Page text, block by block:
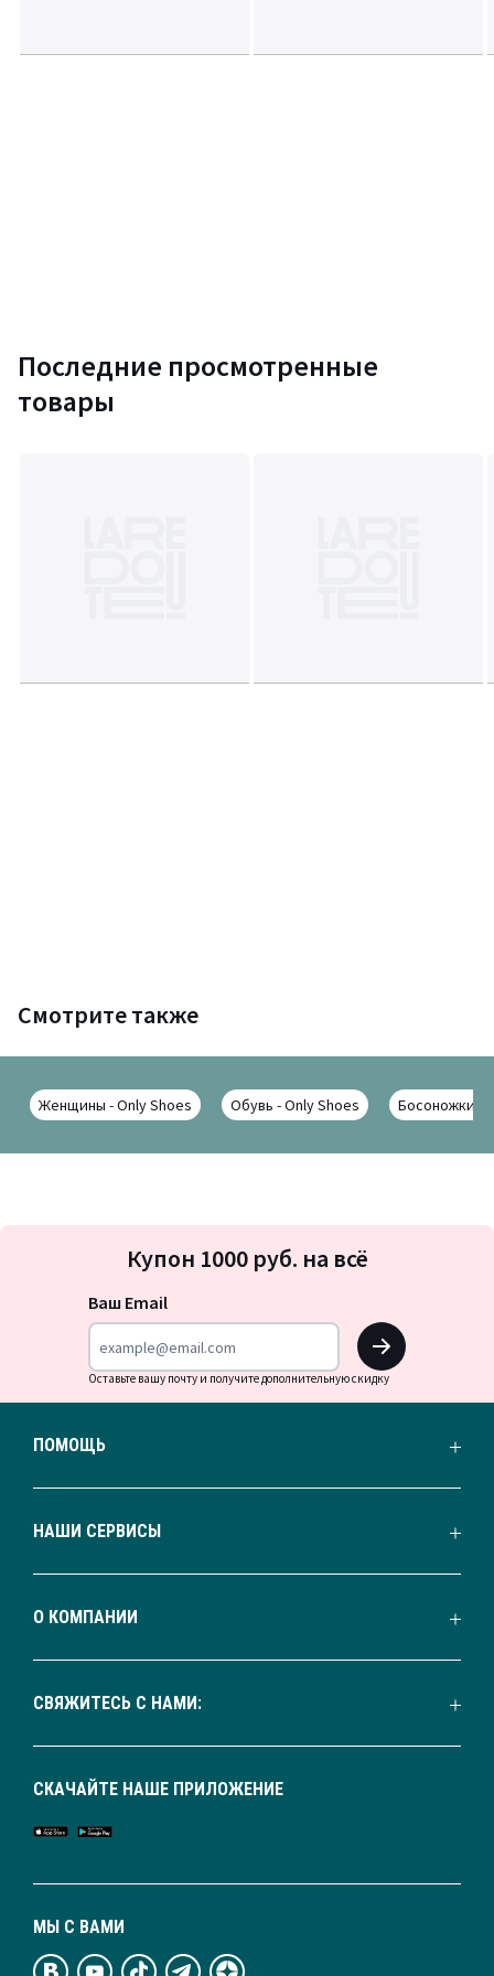
Последние просмотренные
товары
Смотрите также
Женщины - Only Shoes Обувь - Only Shoes Босоножки -
на
Купон 1000 руб. на всё
Ваш Email
OK
Оставьте вашу почту и получите дополнительную скидку
ПОМОЩЬ
НАШИ СЕРВИСЫ
О КОМПАНИИ
СВЯЖИТЕСЬ С НАМИ:
МЫ С ВАМИ
СКАЧАЙТЕ НАШЕ ПРИЛОЖЕНИЕ